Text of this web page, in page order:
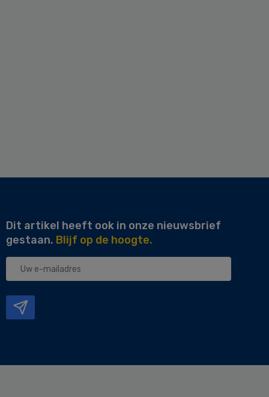
Dit artikel heeft ook in onze nieuwsbrief
gestaan. Blijf op de hoogte.
Uw